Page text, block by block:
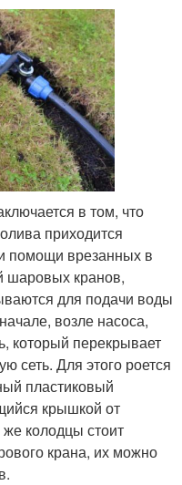
в том, что
приходится
помощи врезанных в
шаровых кранов,
для подачи воды
возле насоса,
который перекрывает
сеть. Для этого роется
пластиковый
крышкой от
колодцы стоит
крана, их можно